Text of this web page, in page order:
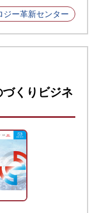
ジー革新センター
くりビジネ